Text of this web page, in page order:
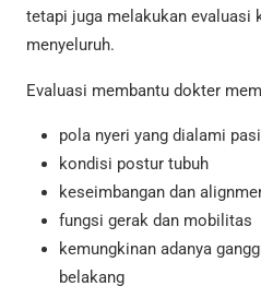
tetapi juga melakukan evaluasi
menyeluruh.
Evaluasi membantu dokter
pola nyeri yang dialami
kondisi postur tubuh
keseimbangan dan
fungsi gerak dan mobilitas
kemungkinan adanya
belakang